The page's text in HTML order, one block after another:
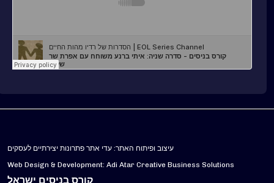
עיצוב ופיתוח האתר: עדי אתר פתרונות יצירתיים לעסקים
Web Design & Development: Adi Atar Creative Business Solutions
קורס בניסים ישראל